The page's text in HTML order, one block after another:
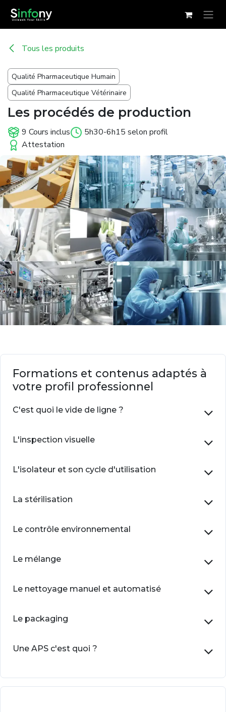
Tous les produits
Qualité Pharmaceutique Humain
Qualité Pharmaceutique Vétérinaire
Les procédés de production
9 Cours inclus
5h30-6h15 selon profil
Attestation
Formations et contenus adaptés à
votre profil professionnel
C'est quoi le vide de ligne ?
L'inspection visuelle
L'isolateur et son cycle d'utilisation
La stérilisation
Le contrôle environnemental
Le mélange
Le nettoyage manuel et automatisé
Le packaging
Une APS c'est quoi ?